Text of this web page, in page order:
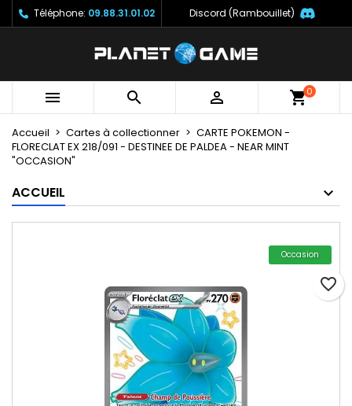
Téléphone: 09.88.31.01.02 Discord (Rambouillet)
   0
Accueil Cartes à collectionner
CARTE POKEMON -
FLORECLAT EX 218/091 - DESTINEE DE PALDEA - NEAR MINT
"OCCASION"
ACCUEIL
Occasion
favorite_border
Mes listes ×
Créer une nouvelle liste
Créer une liste d'envies ×
Nom de la liste d'envies
Annuler Créer une liste d'envies
Connexion ×
à votre liste d'envies.
Annuler Connexion